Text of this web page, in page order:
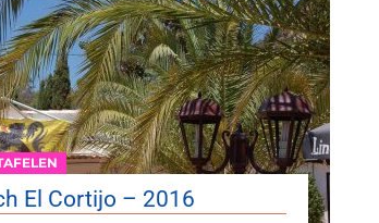
El Cortijo – 2016